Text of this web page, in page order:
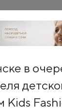
в
Kids